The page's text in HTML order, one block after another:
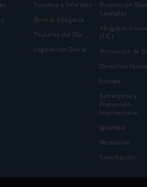
Estudios e Informes
Revista Abogacía
Titulares del Día
Legislación Diaria
Prevención
Capitales
Abogacía
(TIC)
Protección de
Derechos
Europa
Extranjería y
Protección
Internacional
Igualdad
Mediación
Conciliación